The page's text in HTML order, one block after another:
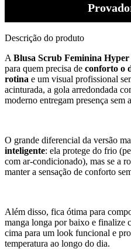
Descrição do produto
A Blusa Scrub Feminina
para quem precisa de conforto o
rotina e um visual profissional
acinturada, a gola arredondada
moderno entregam presença sem
O grande diferencial da versão
inteligente: ela protege do frio
com ar-condicionado), mas se a
manter a sensação de conforto
Além disso, fica ótima para
manga longa por baixo e finalize
cima para um look funcional e
temperatura ao longo do dia.